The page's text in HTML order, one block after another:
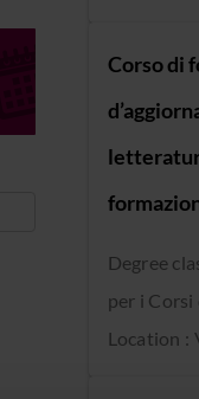
Corso di
Degree
per i
Location :